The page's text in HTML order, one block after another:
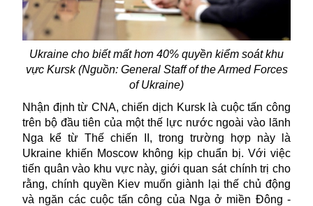
Ukraine cho biết mất hơn 40% quyền kiểm soát khu
vực Kursk (Nguồn: General Staff of the Armed Forces
of Ukraine)
Nhận định từ CNA, chiến dịch Kursk là cuộc tấn công
trên bộ đầu tiên của một thế lực nước ngoài vào lãnh
Nga kể từ Thế chiến II, trong trường hợp này là
Ukraine khiến Moscow không kịp chuẩn bị. Với việc
tiến quân vào khu vực này, giới quan sát chính trị cho
rằng, chính quyền Kiev muốn giành lại thế chủ động
và ngăn các cuộc tấn công của Nga ở miền Đông -